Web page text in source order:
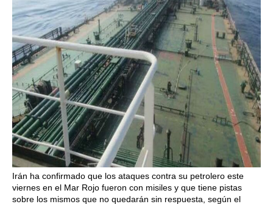
Irán ha confirmado que los ataques contra su petrolero este
viernes en el Mar Rojo fueron con misiles y que tiene pistas
sobre los mismos que no quedarán sin respuesta, según el